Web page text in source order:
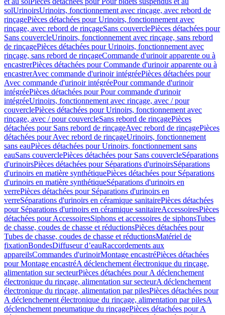
solUrinoirsUrinoirs, fonctionnement avec rinçage, avec rebord de
rinçagePièces détachées pour Urinoirs, fonctionnement avec
rinçage, avec rebord de rinçageSans couverclePièces détachées pour
Sans couvercleUrinoirs, fonctionnement avec rinçage, sans rebord
de rinçagePièces détachées pour Urinoirs, fonctionnement avec
rinçage, sans rebord de rinçageCommande d'urinoir apparente ou à
encastrerPièces détachées pour Commande d'urinoir apparente ou à
encastrerAvec commande d'urinoir intégréePièces détachées pour
Avec commande d'urinoir intégréePour commande d'urinoir
intégréePièces détachées pour Pour commande d'urinoir
intégréeUrinoirs, fonctionnement avec rinçage, avec / pour
couverclePièces détachées pour Urinoirs, fonctionnement avec
rinçage, avec / pour couvercleSans rebord de rinçagePièces
détachées pour Sans rebord de rinçageAvec rebord de rinçagePièces
détachées pour Avec rebord de rinçageUrinoirs, fonctionnement
sans eauPièces détachées pour Urinoirs, fonctionnement sans
eauSans couverclePièces détachées pour Sans couvercleSéparations
d'urinoirsPièces détachées pour Séparations d'urinoirsSéparations
d'urinoirs en matière synthétiquePièces détachées pour Séparations
d'urinoirs en matière synthétiqueSéparations d'urinoirs en
verrePièces détachées pour Séparations d'urinoirs en
verreSéparations d'urinoirs en céramique sanitairePièces détachées
pour Séparations d'urinoirs en céramique sanitaireAccessoiresPièces
détachées pour AccessoiresSiphons et accessoires de siphonsTubes
de chasse, coudes de chasse et réductionsPièces détachées pour
Tubes de chasse, coudes de chasse et réductionsMatériel de
fixationBondesDiffuseur d’eauRaccordements aux
appareilsCommandes d'urinoirMontage encastréPièces détachées
pour Montage encastréA déclenchement électronique du rinçage,
alimentation sur secteurPièces détachées pour A déclenchement
électronique du rinçage, alimentation sur secteurA déclenchement
électronique du rinçage, alimentation par pilesPièces détachées pour
A déclenchement électronique du rinçage, alimentation par pilesA
déclenchement pneumatique du rinçagePièces détachées pour A